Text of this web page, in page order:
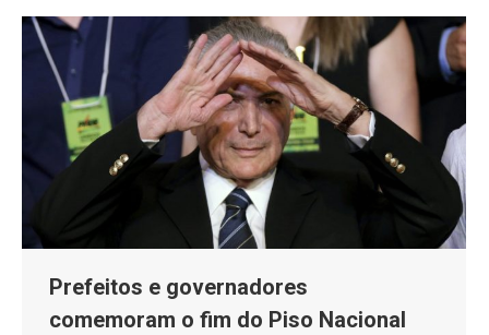
Prefeitos e governadores
comemoram o fim do Piso Nacional